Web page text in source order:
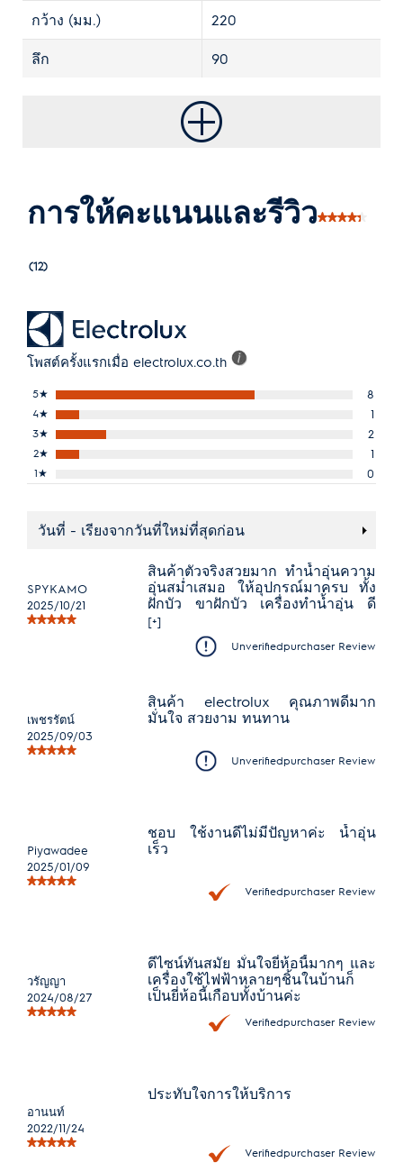
กว้าง (มม.) 220
ลึก 90
การให้คะแนนและรีวิว
(12)
โพสต์ครั้งแรกเมื่อ electrolux.co.th
5★ 8
4★ 1
3★ 2
2★ 1
1★ 0
วันที่ - เรียงจากวันที่ใหม่ที่สุดก่อน
SPYKAMO
2025/10/21
สินค้าตัวจริงสวยมาก ทำน้ำอุ่นความ
อุ่นสม่ำเสมอ ให้อุปกรณ์มาครบ ทั้ง
ฝักบัว ขาฝักบัว เครื่องทำน้ำอุ่น ดี
มากค่ะ 💖
[+]
Unverifiedpurchaser Review
เพชรรัตน์
2025/09/03
สินค้า electrolux คุณภาพดีมาก
มั่นใจ สวยงาม ทนทาน
Unverifiedpurchaser Review
Piyawadee
2025/01/09
ชอบ ใช้งานดีไม่มีปัญหาค่ะ น้ำอุ่น
เร็ว
Verifiedpurchaser Review
วรัญญา
2024/08/27
ดีไซน์ทันสมัย มั่นใจยี่ห้อนี้มากๆ และ
เครื่องใช้ไฟฟ้าหลายๆชิ้นในบ้านก็
เป็นยี่ห้อนี้เกือบทั้งบ้านค่ะ
Verifiedpurchaser Review
อานนท์
2022/11/24
ประทับใจการให้บริการ
Verifiedpurchaser Review